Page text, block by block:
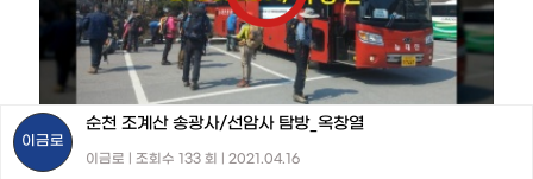
이금로
순천 조계산 송광사/선암사 탐방_옥창열
이금로 | 조회수 133 회 | 2021.04.16